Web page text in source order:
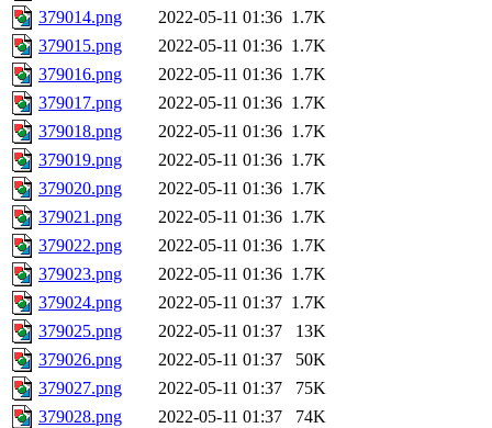
379014.png
2022-05-11 01:36 1.7K
379015.png
2022-05-11 01:36 1.7K
379016.png
2022-05-11 01:36 1.7K
379017.png
2022-05-11 01:36 1.7K
379018.png
2022-05-11 01:36 1.7K
379019.png
2022-05-11 01:36 1.7K
379020.png
2022-05-11 01:36 1.7K
379021.png
2022-05-11 01:36 1.7K
379022.png
2022-05-11 01:36 1.7K
379023.png
2022-05-11 01:36 1.7K
379024.png
2022-05-11 01:37 1.7K
379025.png
2022-05-11 01:37
13K
379026.png
2022-05-11 01:37
50K
379027.png
2022-05-11 01:37
75K
379028.png
2022-05-11 01:37
74K